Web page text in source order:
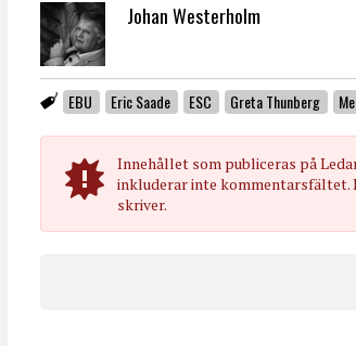
Johan Westerholm
EBU Eric Saade ESC Greta Thunberg
Innehållet som publiceras på
inkluderar inte kommentarsfältet.
skriver.